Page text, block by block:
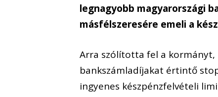
legnagyobb magyarországi
másfélszeresére emeli a
Arra szólította fel a kormányt,
bankszámladíjakat értintő
ingyenes készpénzfelvételi